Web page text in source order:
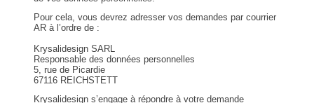
Pour cela, vous devrez adresser vos demandes par courrier
AR à l’ordre de :
Krysalidesign SARL
Responsable des données personnelles
5, rue de Picardie
67116 REICHSTETT
Krysalidesign s’engage à répondre à votre demande